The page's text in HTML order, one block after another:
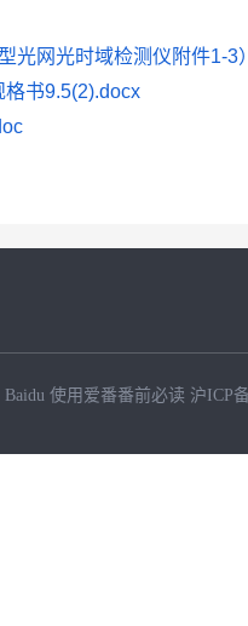
光网光时域检测仪附件1-3
书9.5(2).docx
使用爱番番前必读 沪ICP